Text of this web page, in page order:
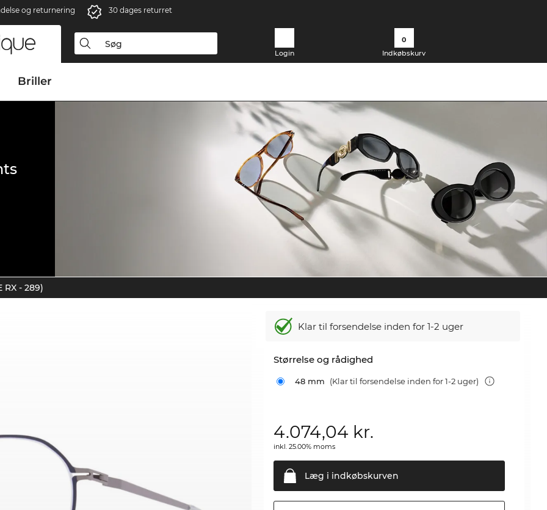
og returnering 30 dages returret
Login
0
Indkøbskurv
Briller
RX - 289)
Klar til forsendelse inden for 1-2 uger
Størrelse og rådighed
48 mm (Klar til forsendelse inden for 1-2 uger)
4.074,04 kr.
inkl. 25.00% moms
Læg i indkøbskurven